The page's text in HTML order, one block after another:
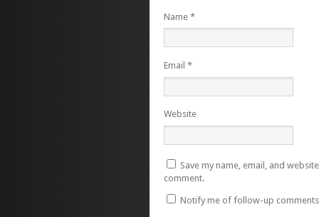
Name *
Email *
Website
Save my name, email, and
comment.
Notify me of follow-up